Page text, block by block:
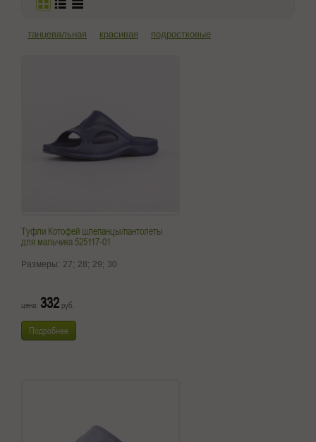
танцевальная красивая подростковые
Туфли Котофей шлепанцы/пантолеты
для мальчика 525117-01
Размеры: 27; 28; 29; 30
цена: 332 руб.
Подробнее